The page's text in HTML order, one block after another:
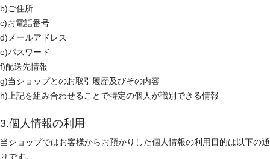
b)ご住所
c)お電話番号
d)メールアドレス
e)パスワード
f)配送先情報
g)当ショップとのお取引履歴及びその内容
h)上記を組み合わせることで特定の個人が識別できる情報
3.個人情報の利用
当ショップではお客様からお預かりした個人情報の利用目的は以下の通
りです。